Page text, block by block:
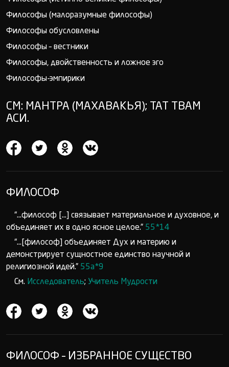
Философы (малоразумные философы)
Философы обусловлены
Философы – вестники
Философы, двойственность и ложное эго
Философы-эмпирики
СМ: МАНТРА (МАХАВАКЬЯ); ТАТ ТВАМ
АСИ.
ФИЛОСОФ
“...философ [...] связывает материальное и духовное, и
объединяет их в одно ясное целое.” 55*14
“...[философ] объединяет Дух и материю и
демонстрирует сущностное единство научной и
религиозной идей.” 55а*9
См. Исследователь; Учитель Мудрости
ФИЛОСОФ – ИЗБРАННОЕ СУЩЕСТВО